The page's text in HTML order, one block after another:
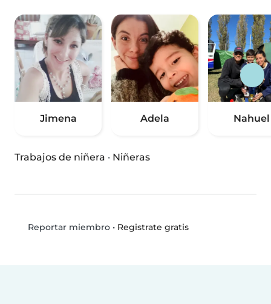
Jimena Adela Nahuel
Trabajos de niñera · Niñeras
Reportar miembro• Registrate gratis